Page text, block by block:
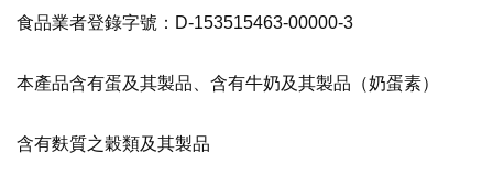
龍鳳酥(單層6入裝) $300
鳳檸酥(單層6入裝) $300
食品業者登錄字號：D-153515463-00000-3
本產品含有蛋及其製品、含有牛奶及其製品（奶蛋素）
含有麩質之穀類及其製品